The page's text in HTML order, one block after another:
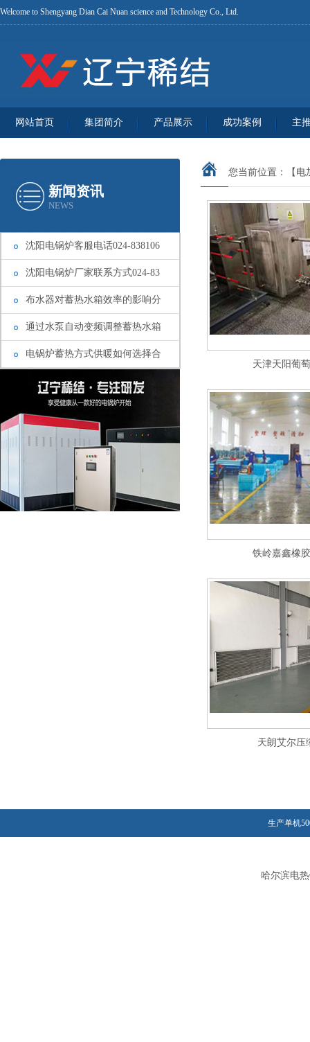
Welcome to Shengyang Dian Cai Nuan science and Technology Co., Ltd.
网站首页 集团简介 产品展示 成功案例 主
新闻资讯
NEWS
沈阳电锅炉客服电话024-838106
沈阳电锅炉厂家联系方式024-83
布水器对蓄热水箱效率的影响分
通过水泵自动变频调整蓄热水箱
电锅炉蓄热方式供暖如何选择合
您当前位置： 【
天津天阳葡
铁岭嘉鑫橡
天朗艾尔压
生产单机
哈尔滨电